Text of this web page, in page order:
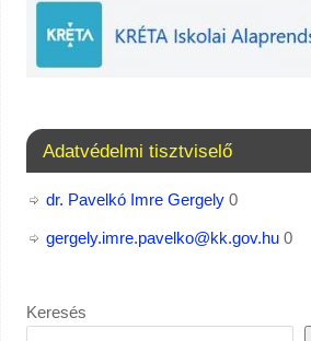
Adatvédelmi tisztviselő
dr. Pavelkó Imre Gergely0
gergely.imre.pavelko@kk.gov.hu0
Keresés